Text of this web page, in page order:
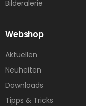
Bilderalerie
Webshop
Aktuellen
Neuheiten
Downloads
Tipps & Tricks